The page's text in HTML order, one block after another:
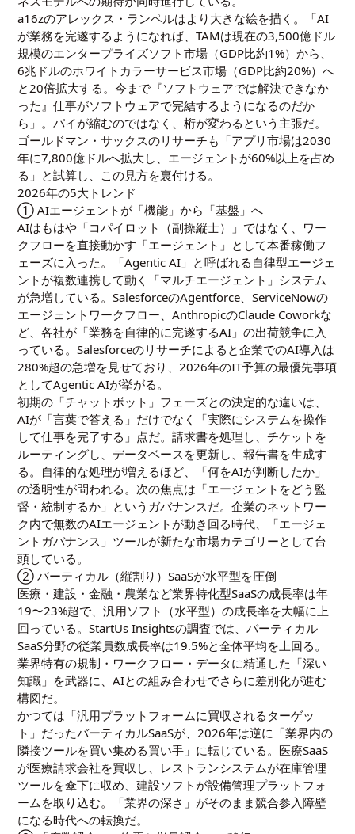
a16zのアレックス・ランペルはより大きな絵を描く。「AI
が業務を完遂するようになれば、TAMは現在の3,500億ドル
規模のエンタープライズソフト市場（GDP比約1%）から、
6兆ドルのホワイトカラーサービス市場（GDP比約20%）へ
と20倍拡大する。今まで『ソフトウェアでは解決できなか
った』仕事がソフトウェアで完結するようになるのだか
ら」。パイが縮むのではなく、桁が変わるという主張だ。
ゴールドマン・サックスのリサーチも「アプリ市場は2030
年に7,800億ドルへ拡大し、エージェントが60%以上を占め
る」と試算し、この見方を裏付ける。
2026年の5大トレンド
① AIエージェントが「機能」から「基盤」へ
AIはもはや「コパイロット（副操縦士）」ではなく、ワー
クフローを直接動かす「エージェント」として本番稼働フ
ェーズに入った。「Agentic AI」と呼ばれる自律型エージェ
ントが複数連携して動く「マルチエージェント」システム
が急増している。SalesforceのAgentforce、ServiceNowの
エージェントワークフロー、AnthropicのClaude Coworkな
ど、各社が「業務を自律的に完遂するAI」の出荷競争に入
っている。Salesforceのリサーチによると企業でのAI導入は
280%超の急増を見せており、2026年のIT予算の最優先事項
としてAgentic AIが挙がる。
初期の「チャットボット」フェーズとの決定的な違いは、
AIが「言葉で答える」だけでなく「実際にシステムを操作
して仕事を完了する」点だ。請求書を処理し、チケットを
ルーティングし、データベースを更新し、報告書を生成す
る。自律的な処理が増えるほど、「何をAIが判断したか」
の透明性が問われる。次の焦点は「エージェントをどう監
督・統制するか」というガバナンスだ。企業のネットワー
ク内で無数のAIエージェントが動き回る時代、「エージェ
ントガバナンス」ツールが新たな市場カテゴリーとして台
頭している。
② バーティカル（縦割り）SaaSが水平型を圧倒
医療・建設・金融・農業など業界特化型SaaSの成長率は年
19〜23%超で、汎用ソフト（水平型）の成長率を大幅に上
回っている。StartUs Insightsの調査では、バーティカル
SaaS分野の従業員数成長率は19.5%と全体平均を上回る。
業界特有の規制・ワークフロー・データに精通した「深い
知識」を武器に、AIとの組み合わせでさらに差別化が進む
構図だ。
かつては「汎用プラットフォームに買収されるターゲッ
ト」だったバーティカルSaaSが、2026年は逆に「業界内の
隣接ツールを買い集める買い手」に転じている。医療SaaS
が医療請求会社を買収し、レストランシステムが在庫管理
ツールを傘下に収め、建設ソフトが設備管理プラットフォ
ームを取り込む。「業界の深さ」がそのまま競合参入障壁
になる時代への転換だ。